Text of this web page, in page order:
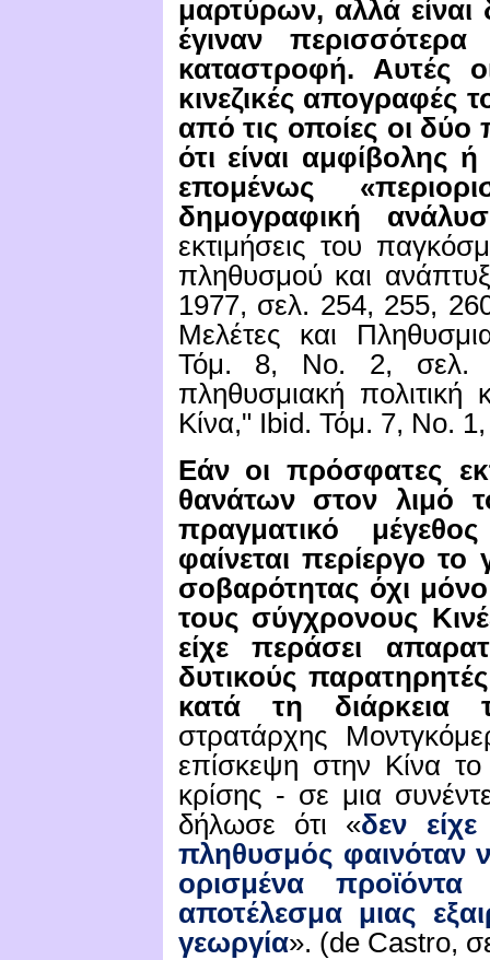
μαρτύρων, αλλά είναι
έγιναν
καταστροφή. Αυτές
κινεζικές απογραφές
από τις οποίες οι δύο
ότι είναι αμφίβολης
επομένως
δημογραφική
εκτιμήσεις του
πληθυσμού και
1977, σελ. 254, 255,
Μελέτες και
Τόμ.
8, Νο. 2, σελ.
πληθυσμιακή πολιτική
Κίνα," Ibid. Τόμ. 7, Νο.
Εάν οι πρόσφατες
θανάτων στον λιμό
πραγματικό
φαίνεται περίεργο το
σοβαρότητας όχι
τους σύγχρονους
είχε περάσει
δυτικούς
κατά τη διάρκεια
στρατάρχης
επίσκεψη στην Κίνα
κρίσης - σε μια
δήλωσε ότι «δεν
πληθυσμός φαινόταν
ορισμένα
αποτέλεσμα μιας
γεωργία». (de Castro,